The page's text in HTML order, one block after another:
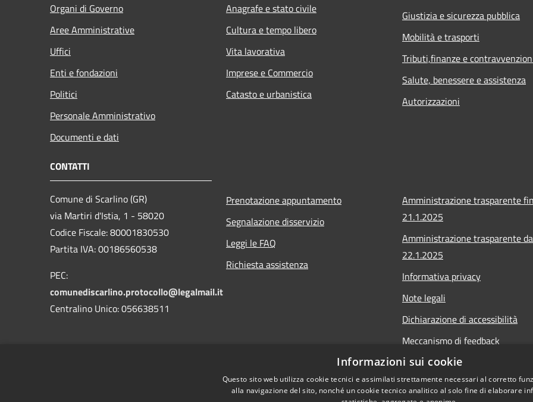
Organi di Governo
Aree Amministrative
Uffici
Enti e fondazioni
Politici
Personale Amministrativo
Documenti e dati
Anagrafe e stato civile
Cultura e tempo libero
Vita lavorativa
Imprese e Commercio
Catasto e urbanistica
Giustizia e sicurezza pubblica
Mobilità e trasporti
Tributi,finanze e
Salute, benessere e assistenza
Autorizzazioni
CONTATTI
Comune di Scarlino (GR)
via Martiri d'Istia, 1 - 58020
Codice Fiscale: 80001830530
Partita IVA: 00186560538
PEC:
comunediscarlino.protocollo@legalmail.it
Centralino Unico: 056638511
Prenotazione appuntamento
Segnalazione disservizio
Leggi le FAQ
Richiesta assistenza
Amministrazione trasparente
21.1.2025
Amministrazione trasparente
22.1.2025
Informativa privacy
Note legali
Dichiarazione di accessibilità
Meccanismo di feedback
Whistleblowing
Informazioni sui cookie
Questo sito web utilizza cookie tecnici e assimilati strettamente necessari al corretto
alla navigazione del sito, nonché un cookie tecnico analitico al solo fine di elaborare